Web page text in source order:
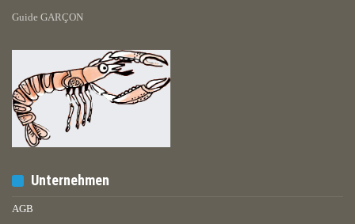
Guide GARÇON
Unternehmen
AGB